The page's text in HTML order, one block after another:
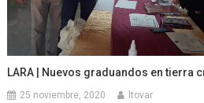
LARA | Nuevos graduandos en tierra
25 noviembre, 2020 ltovar